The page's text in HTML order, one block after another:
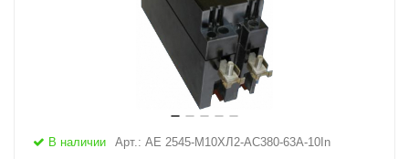
В наличии Арт.: АЕ 2545-М10ХЛ2-AC380-63А-10In